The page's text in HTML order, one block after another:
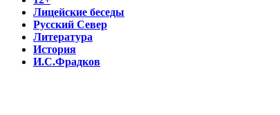
Лицейские беседы
Русский Север
Литература
История
И.С.Фрадков